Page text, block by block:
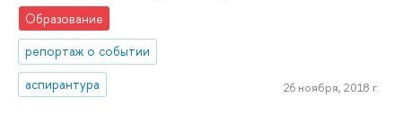
Образование
репортаж о событии
аспирантура
26 ноября, 2018 г.